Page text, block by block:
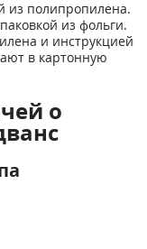
из полипропилена.
из фольги.
и инструкцией
в картонную
о